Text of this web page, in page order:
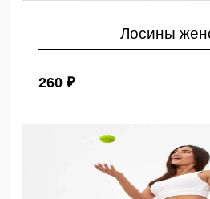
Лосины
260 ₽